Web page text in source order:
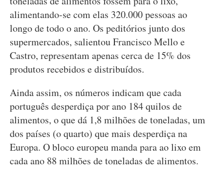
alimentando-se com elas 320.000 pessoas ao
longo de todo o ano. Os peditórios junto dos
supermercados, salientou Francisco Mello e
Castro, representam apenas cerca de 15% dos
produtos recebidos e distribuídos.
Ainda assim, os números indicam que cada
português desperdiça por ano 184 quilos de
alimentos, o que dá 1,8 milhões de toneladas, um
dos países (o quarto) que mais desperdiça na
Europa. O bloco europeu manda para ao lixo em
cada ano 88 milhões de toneladas de alimentos.